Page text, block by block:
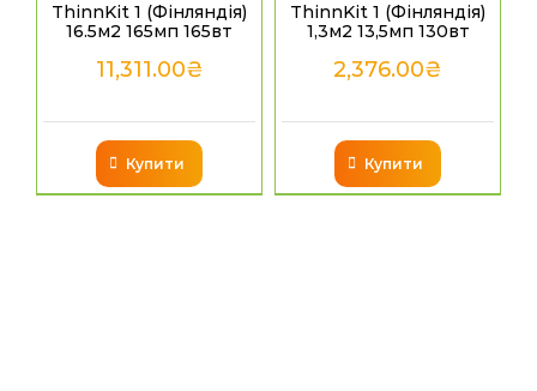
ThinnKit 1 (Фінляндія)
16.5м2 165мп 165вт
11,311.00₴
Купити
ThinnKit 1 (Фінляндія)
1,3м2 13,5мп 130вт
2,376.00₴
Купити